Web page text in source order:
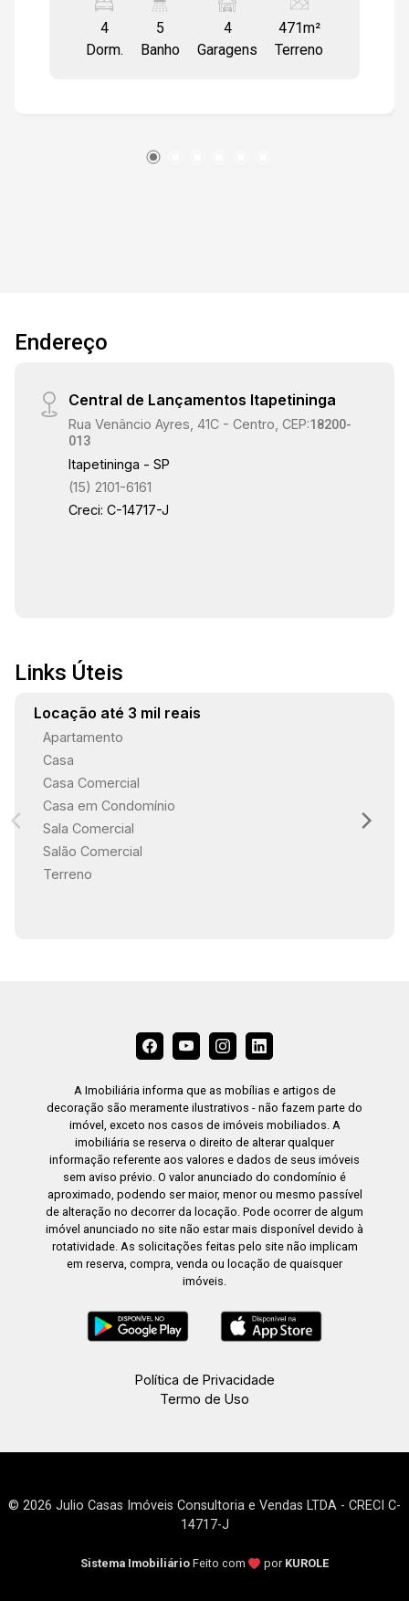
com banheiro conjugado. área gourmet com
churrasqueira revestida com porcelanato,
piscina com hidro na prainha, e iluminação em
elétrico. Nicho nos banheiros, persianas e
4
Dorm.
5
Banho
4
Garagens
471m²
Terreno
Endereço
Central de Lançamentos Itapetininga
Rua Venâncio Ayres, 41C - Centro, CEP:18200-
013
Itapetininga - SP
(15) 2101-6161
Creci: C-14717-J
Links Úteis
Locação até 3 mil reais
Apartamento
Casa
Casa Comercial
Casa em Condomínio
Sala Comercial
Salão Comercial
Terreno
A Imobiliária informa que as mobílias e artigos de
decoração são meramente ilustrativos - não fazem parte do
imóvel, exceto nos casos de imóveis mobiliados. A
imobiliária se reserva o direito de alterar qualquer
informação referente aos valores e dados de seus imóveis
sem aviso prévio. O valor anunciado do condomínio é
aproximado, podendo ser maior, menor ou mesmo passível
de alteração no decorrer da locação. Pode ocorrer de algum
imóvel anunciado no site não estar mais disponível devido à
rotatividade. As solicitações feitas pelo site não implicam
em reserva, compra, venda ou locação de quaisquer
imóveis.
Política de Privacidade
Termo de Uso
© 2026 Julio Casas Imóveis Consultoria e Vendas LTDA - CRECI C-
14717-J
Sistema Imobiliário Feito com por KUROLE